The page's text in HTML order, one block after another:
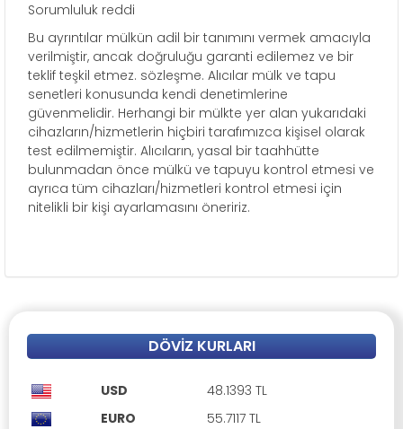
Sorumluluk reddi
Bu ayrıntılar mülkün adil bir tanımını vermek amacıyla
verilmiştir, ancak doğruluğu garanti edilemez ve bir
teklif teşkil etmez. sözleşme. Alıcılar mülk ve tapu
senetleri konusunda kendi denetimlerine
güvenmelidir. Herhangi bir mülkte yer alan yukarıdaki
cihazların/hizmetlerin hiçbiri tarafımızca kişisel olarak
test edilmemiştir. Alıcıların, yasal bir taahhütte
bulunmadan önce mülkü ve tapuyu kontrol etmesi ve
ayrıca tüm cihazları/hizmetleri kontrol etmesi için
nitelikli bir kişi ayarlamasını öneririz.
DÖVIZ KURLARI
USD
48.1393 TL
EURO
55.7117 TL